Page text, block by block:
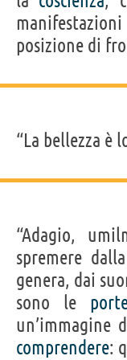
posizione di
“La bellezza è
“Adagio,
spremere dalla
genera, dai
sono le
un’immagine
comprendere: